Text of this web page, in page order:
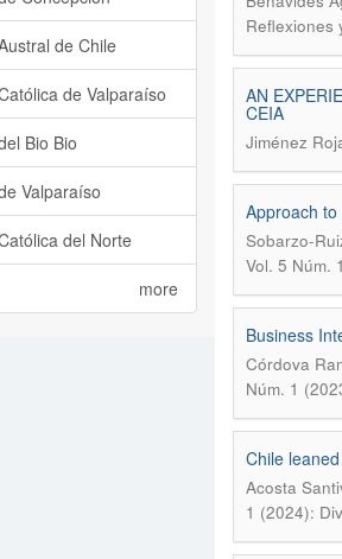
Reflexiones
AN
CEIA
Jiménez
Approach
Sobarzo-
Vol. 5 Núm.
Business
Córdova
Núm. 1
Chile
Acosta
1 (2024):
de Chile
de Valparaíso
Bio Bio
Valparaíso
del Norte
more